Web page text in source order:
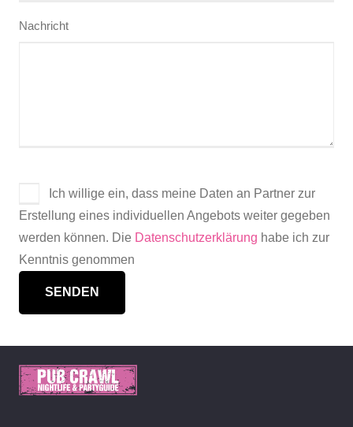
Nachricht
Ich willige ein, dass meine Daten an Partner zur
Erstellung eines individuellen Angebots weiter gegeben
werden können. Die Datenschutzerklärung habe ich zur
Kenntnis genommen